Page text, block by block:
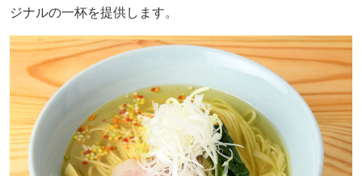
ジナルの一杯を提供します。